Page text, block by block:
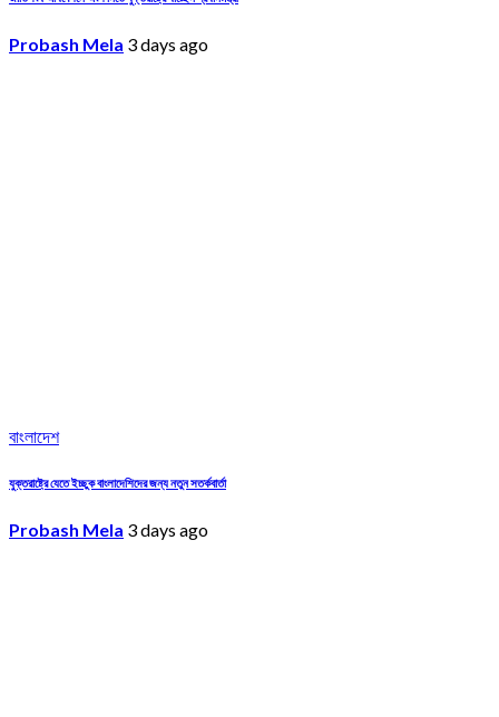
Probash Mela 3 days ago
বাংলাদেশ
যুক্তরাষ্ট্রে যেতে ইচ্ছুক বাংলাদেশিদের জন্য নতুন সতর্কবার্তা
Probash Mela 3 days ago